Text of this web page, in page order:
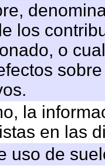
los
o
la
en las
uso de